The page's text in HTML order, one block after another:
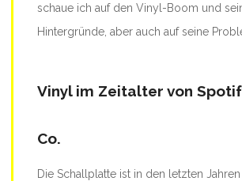
schaue ich auf den Vinyl-Boom und
Hintergründe, aber auch auf seine
Vinyl im Zeitalter von
Co.
Die Schallplatte ist in den letzten